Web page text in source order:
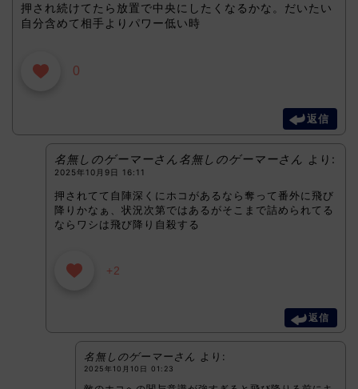
押され続けてたら放置で中央にしたくなるかな。だいたい
自分含めて相手よりパワー低い時
0
返信
名無しのゲーマーさん名無しのゲーマーさん より:
2025年10月9日 16:11
押されてて自陣深くにホコがあるなら奪って番外に飛び
降りかなぁ、状況次第ではあるがそこまで詰められてる
ならワシは飛び降り自殺する
+2
返信
名無しのゲーマーさん より:
2025年10月10日 01:23